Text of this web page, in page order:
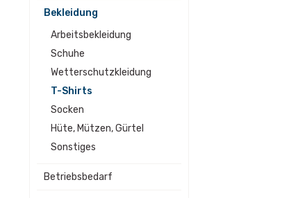
Bekleidung
Arbeitsbekleidung
Schuhe
Wetterschutzkleidung
T-Shirts
Socken
Hüte, Mützen, Gürtel
Sonstiges
Betriebsbedarf